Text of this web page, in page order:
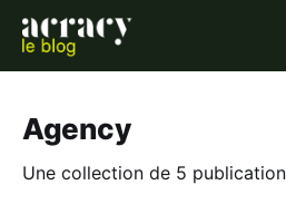
Agency
Une collection de 5